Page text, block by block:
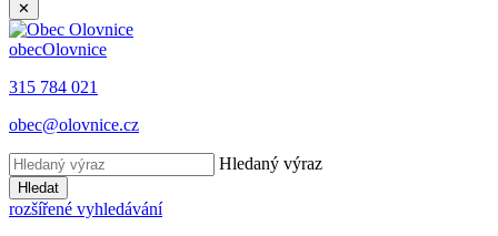
✕
obecOlovnice
315 784 021
obec@olovnice.cz
Hledaný výraz
Hledat
rozšířené vyhledávání